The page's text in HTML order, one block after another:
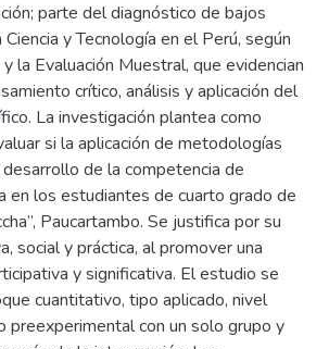
parte del diagnóstico de bajos
y Tecnología en el Perú, según
la Evaluación Muestral, que evidencian
crítico, análisis y aplicación del
La investigación plantea como
si la aplicación de metodologías
de la competencia de
en los estudiantes de cuarto grado de
Paucartambo. Se justifica por su
social y práctica, al promover una
y significativa. El estudio se
cuantitativo, tipo aplicado, nivel
preexperimental con un solo grupo y